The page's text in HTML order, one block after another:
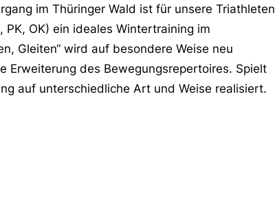
im Thüringer Wald ist für unsere Triathleten
OK) ein ideales Wintertraining im
Gleiten“ wird auf besondere Weise neu
Erweiterung des Bewegungsrepertoires. Spielt
auf unterschiedliche Art und Weise realisiert.